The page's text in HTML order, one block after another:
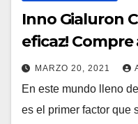
Inno Gialuron
eficaz!
MARZO 20, 2021
En este mundo lleno
es el primer factor que